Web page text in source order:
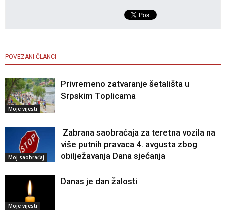
POVEZANI ČLANCI
Moje vijesti
Privremeno zatvaranje šetališta u
Srpskim Toplicama
Moj saobraćaj
Zabrana saobraćaja za teretna vozila na
više putnih pravaca 4. avgusta zbog
obilježavanja Dana sjećanja
Moje vijesti
Danas je dan žalosti